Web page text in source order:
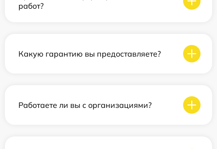
работ?
Какую гарантию вы предоставляете?
Работаете ли вы с организациями?